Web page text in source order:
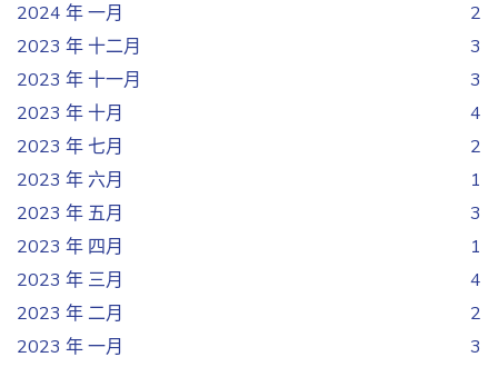
2024 年 一月
2
2023 年 十二月
3
2023 年 十一月
3
2023 年 十月
4
2023 年 七月
2
2023 年 六月
1
2023 年 五月
3
2023 年 四月
1
2023 年 三月
4
2023 年 二月
2
2023 年 一月
3